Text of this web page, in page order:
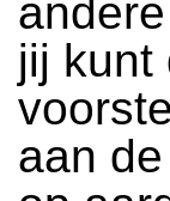
jij kunt
aan